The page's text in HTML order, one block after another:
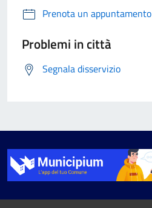
Prenota un appuntamento
Problemi in città
Segnala disservizio